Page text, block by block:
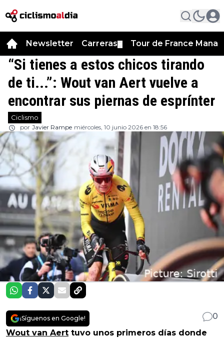
Newsletter Carreras Tour de France
“Si tienes a estos chicos tirando
de ti...”: Wout van Aert vuelve a
encontrar sus piernas de esprínter
Ciclismo
por Javier Rampe miércoles, 10 junio 2026 en 18:56
¡Síguenos en Google!
0
Wout van Aert tuvo unos primeros días donde